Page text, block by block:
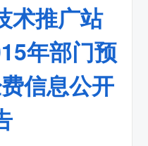
术推广站
年部门预
信息公开